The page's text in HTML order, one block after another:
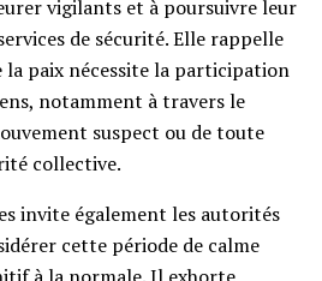
vigilants et à poursuivre leur
de sécurité. Elle rappelle
la paix nécessite la participation
notamment à travers le
suspect ou de toute
collective.
invite également les autorités
cette période de calme